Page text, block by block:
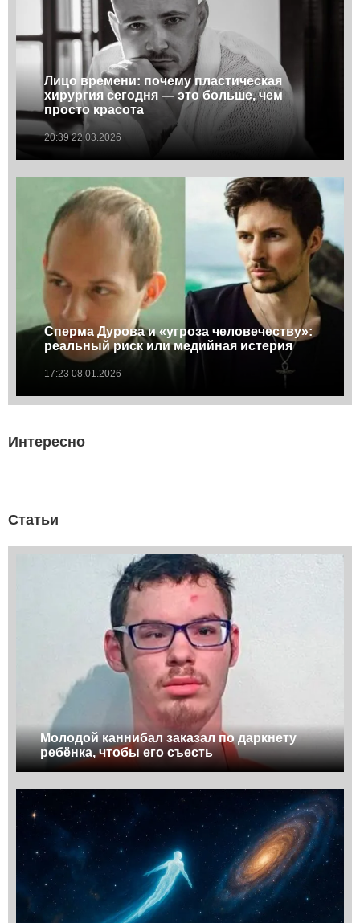
Лицо времени: почему пластическая
хирургия сегодня — это больше, чем
просто красота
20:39 22.03.2026
Сперма Дурова и «угроза человечеству»:
реальный риск или медийная истерия
17:23 08.01.2026
Интересно
Статьи
Молодой каннибал заказал по даркнету
ребёнка, чтобы его съесть